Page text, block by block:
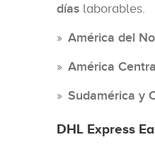
días laborables.
América del
América
Sudamérica y
DHL Express